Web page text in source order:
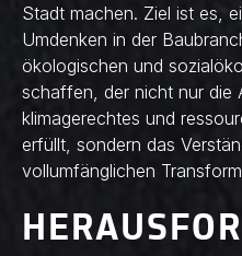
Stadt machen. Ziel ist es,
Umdenken in der
ökologischen und
schaffen, der nicht nur die
klimagerechtes und
erfüllt, sondern das
vollumfänglichen